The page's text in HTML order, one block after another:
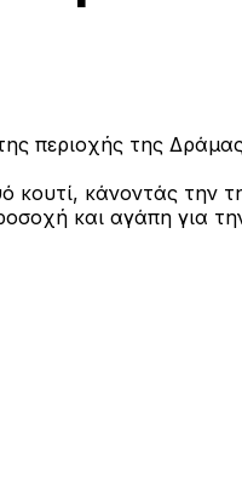
περιοχής της
κάνοντάς την
και αγάπη για